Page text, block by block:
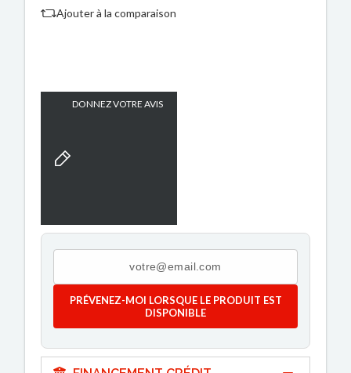
Ajouter à la comparaison
DONNEZ VOTRE AVIS
PRÉVENEZ-MOI LORSQUE LE PRODUIT EST
DISPONIBLE